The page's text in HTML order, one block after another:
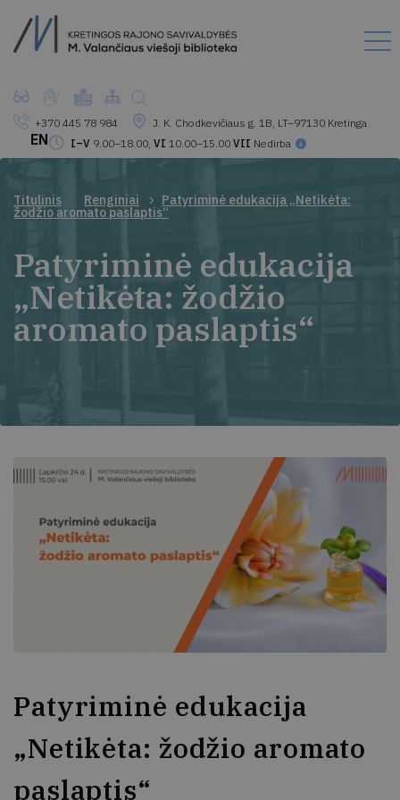
+370 445 78 984
J. K. Chodkevičiaus g. 1B, LT–97130 Kretinga
I–V 9.00–18.00, VI 10.00–15.00 VII Nedirba
EN
Titulinis Renginiai Patyriminė edukacija „Netikėta:
žodžio aromato paslaptis“
Patyriminė edukacija
„Netikėta: žodžio
aromato paslaptis“
Patyriminė edukacija
„Netikėta: žodžio aromato
paslaptis“